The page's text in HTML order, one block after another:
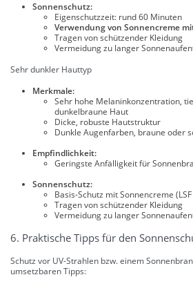
Sonnenschutz:
Eigenschutzzeit: rund 60 Minuten
Verwendung von Sonnencreme
Tragen von schützender Kleidung
Vermeidung zu langer
Sehr dunkler Hauttyp
Merkmale:
Sehr hohe Melaninkonzentration,
dunkelbraune Haut
Dicke, robuste Hautstruktur
Dunkle Augenfarben, braune oder
Empfindlichkeit:
Geringste Anfälligkeit für
Sonnenschutz:
Basis-Schutz mit Sonnencreme
Tragen von schützender Kleidung
Vermeidung zu langer
6. Praktische Tipps für den
Schutz vor UV-Strahlen bzw. einem
umsetzbaren Tipps: